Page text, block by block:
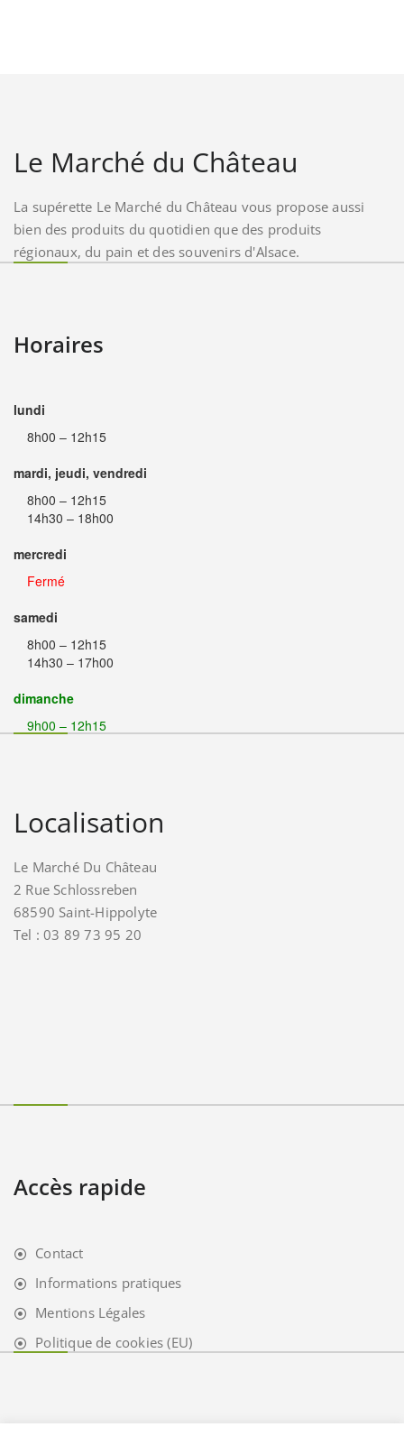
Le Marché du Château
La supérette Le Marché du Château vous propose aussi
bien des produits du quotidien que des produits
régionaux, du pain et des souvenirs d'Alsace.
Horaires
lundi
8h00 – 12h15
mardi, jeudi, vendredi
8h00 – 12h15
14h30 – 18h00
mercredi
Fermé
samedi
8h00 – 12h15
14h30 – 17h00
dimanche
9h00 – 12h15
Localisation
Le Marché Du Château
2 Rue Schlossreben
68590 Saint-Hippolyte
Tel : 03 89 73 95 20
Accès rapide
Contact
Informations pratiques
Mentions Légales
Politique de cookies (EU)